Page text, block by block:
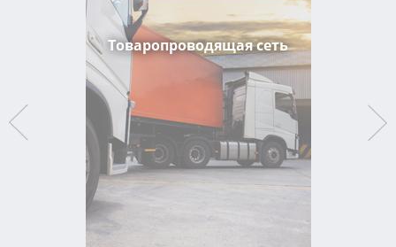
Товаропроводящая сеть